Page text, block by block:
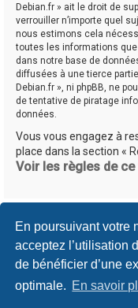
En poursuivant votre
acceptez l’utilisation
de bénéficier d’une
optimale. En savoir
Debian.fr » ait le droit de
verrouiller n’importe quel
nous estimons cela
toutes les informations
dans notre base de
diffusées à une tierce
Debian.fr », ni phpBB, ne
de tentative de piratage
données.
Vous vous engagez à
place dans la section «
Voir les règles de